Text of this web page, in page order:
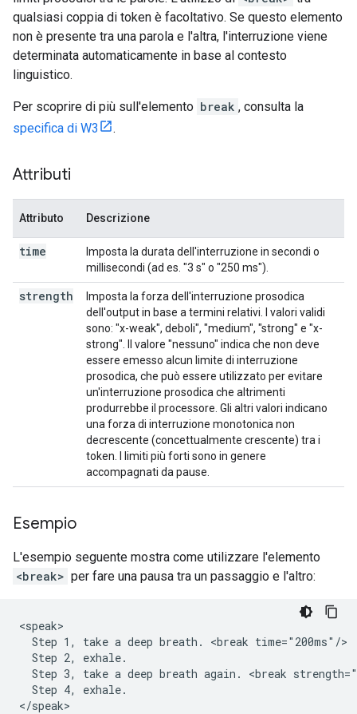
qualsiasi coppia di token è facoltativo. Se questo elemento
non è presente tra una parola e l'altra, l'interruzione viene
determinata automaticamente in base al contesto
linguistico.
Per scoprire di più sull'elemento break , consulta la
specifica di W3
.
Attributi
Attributo Descrizione
time
Imposta la durata dell'interruzione in secondi o
millisecondi (ad es. "3 s" o "250 ms").
strength
Imposta la forza dell'interruzione prosodica
dell'output in base a termini relativi. I valori validi
sono: "x-weak", deboli", "medium", "strong" e "x-
strong". Il valore "nessuno" indica che non deve
essere emesso alcun limite di interruzione
prosodica, che può essere utilizzato per evitare
un'interruzione prosodica che altrimenti
produrrebbe il processore. Gli altri valori indicano
una forza di interruzione monotonica non
decrescente (concettualmente crescente) tra i
token. I limiti più forti sono in genere
accompagnati da pause.
Esempio
L'esempio seguente mostra come utilizzare l'elemento
<break> per fare una pausa tra un passaggio e l'altro:
<speak>
  Step 1, take a deep breath. <break time="200ms"/>
  Step 2, exhale.
Step 3, take a deep breath again. <break
  Step 4, exhale.
</speak>